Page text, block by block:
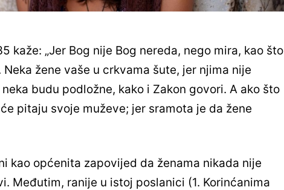
kaže: „Jer Bog nije Bog nereda, nego mira, kao što
žene vaše u crkvama šute, jer njima nije
budu podložne, kako i Zakon govori. A ako što
pitaju svoje muževe; jer sramota je da žene
kao općenita zapovijed da ženama nikada nije
Međutim, ranije u istoj poslanici (1. Korinćanima